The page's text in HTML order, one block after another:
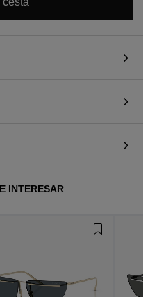
INTERESAR